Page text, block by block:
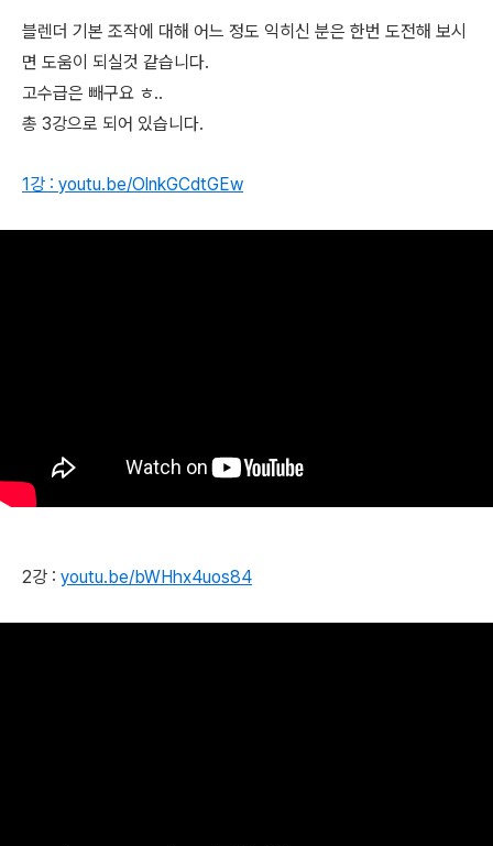
블렌더 기본 조작에 대해 어느 정도 익히신 분은 한번 도전해 보시
면 도움이 되실것 같습니다.
고수급은 빼구요 ㅎ..
총 3강으로 되어 있습니다.
1강 : youtu.be/OlnkGCdtGEw
2강 : youtu.be/bWHhx4uos84